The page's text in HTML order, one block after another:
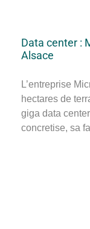
Data center :
Alsace
L’entreprise
hectares de
giga data
concretise, sa